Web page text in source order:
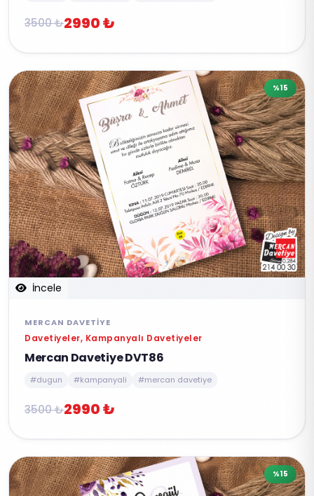
3500 ₺2990 ₺
İncele
%15
MERCAN DAVETIYE
Davetiyeler, Kampanyalı Davetiyeler
Mercan Davetiye DVT86
#dugun #kampanyali #mercan davetiye
3500 ₺2990 ₺
%15